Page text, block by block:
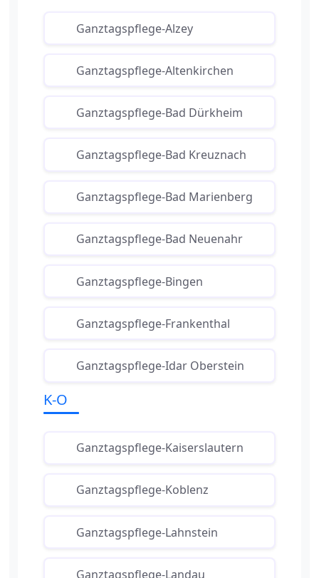
Ganztagspflege-Alzey
Ganztagspflege-Altenkirchen
Ganztagspflege-Bad Dürkheim
Ganztagspflege-Bad Kreuznach
Ganztagspflege-Bad Marienberg
Ganztagspflege-Bad Neuenahr
Ganztagspflege-Bingen
Ganztagspflege-Frankenthal
Ganztagspflege-Idar Oberstein
K-O
Ganztagspflege-Kaiserslautern
Ganztagspflege-Koblenz
Ganztagspflege-Lahnstein
Ganztagspflege-Landau